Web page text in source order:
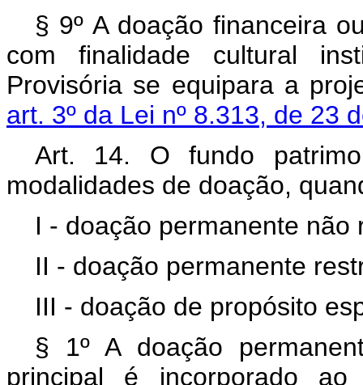
§ 9º A doação financeira
com finalidade cultural
Provisória se equipara a
art. 3º da Lei nº 8.313, de 23
Art. 14. O fundo
modalidades de doação,
I - doação permanente não
II - doação permanente
III - doação de propósito
§ 1º A doação
principal é incorporado